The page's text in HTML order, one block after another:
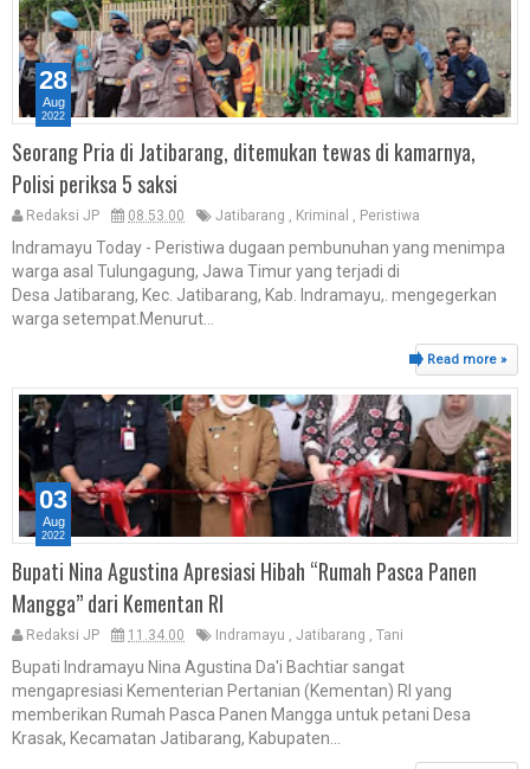
Seorang Pria di Jatibarang, ditemukan tewas di kamarnya,
Polisi periksa 5 saksi
Redaksi JP 08.53.00 Jatibarang , Kriminal , Peristiwa
Indramayu Today - Peristiwa dugaan pembunuhan yang menimpa
warga asal Tulungagung, Jawa Timur yang terjadi di
Desa Jatibarang, Kec. Jatibarang, Kab. Indramayu,. mengegerkan
warga setempat.Menurut...
Read more »
28
Aug
2022
Bupati Nina Agustina Apresiasi Hibah “Rumah Pasca Panen
Mangga” dari Kementan RI
Redaksi JP 11.34.00 Indramayu Jatibarang Tani
Bupati Indramayu Nina Agustina Da'i Bachtiar sangat
mengapresiasi Kementerian Pertanian (Kementan) RI yang
memberikan Rumah Pasca Panen Mangga untuk petani Desa
Krasak, Kecamatan Jatibarang, Kabupaten...
03
Aug
2022